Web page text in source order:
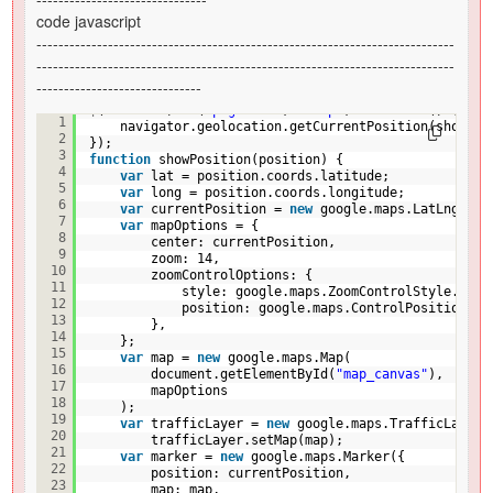
code javascript
----------------------------------------------------------------------------
----------------------------------------------------------------------------
------------------------------
1
2
3
4
5
6
7
8
9
10
11
12
13
14
15
16
17
18
19
20
21
22
23
});
function showPosition(position) {
var lat = position.coords.latitude;
var long = position.coords.longitude;
var currentPosition = new
var mapOptions = {
center: currentPosition,
zoom: 14,
zoomControlOptions: {
style:
position:
},
};
var map = new google.maps.Map(
document.getElementById( "map_canvas" ),
mapOptions
);
var trafficLayer = new
trafficLayer.setMap(map);
var marker = new google.maps.Marker({
position: currentPosition,
map: map,